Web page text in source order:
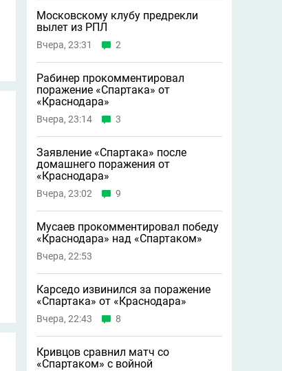
Московскому клубу предрекли
вылет из РПЛ
Вчера, 23:31 2
Рабинер прокомментировал
поражение «Спартака» от
«Краснодара»
Вчера, 23:14 3
Заявление «Спартака» после
домашнего поражения от
«Краснодара»
Вчера, 23:02 9
Мусаев прокомментировал победу
«Краснодара» над «Спартаком»
Вчера, 22:53
Карседо извинился за поражение
«Спартака» от «Краснодара»
Вчера, 22:43 8
Кривцов сравнил матч со
«Спартаком» с войной